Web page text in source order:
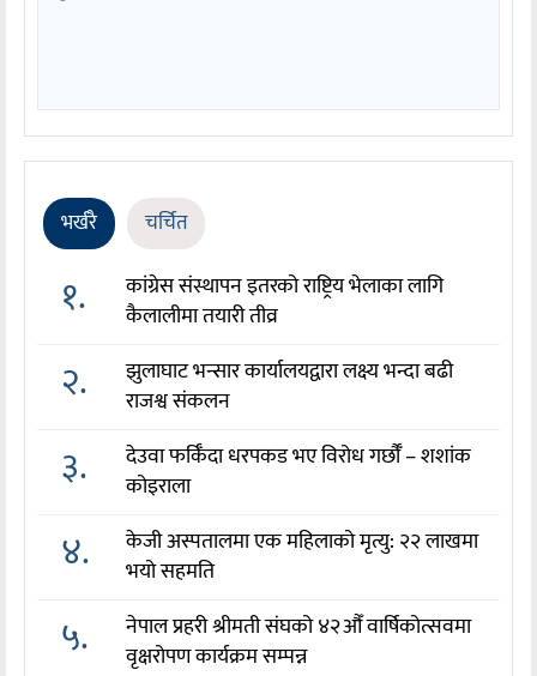
भर्खरै चर्चित
१.
कांग्रेस संस्थापन इतरको राष्ट्रिय भेलाका लागि
कैलालीमा तयारी तीव्र
२.
झुलाघाट भन्सार कार्यालयद्वारा लक्ष्य भन्दा बढी
राजश्व संकलन
३.
देउवा फर्किँदा धरपकड भए विरोध गर्छौँं – शशांक
कोइराला
४.
केजी अस्पतालमा एक महिलाको मृत्यु: २२ लाखमा
भयो सहमति
५.
नेपाल प्रहरी श्रीमती संघको ४२औँ वार्षिकोत्सवमा
वृक्षरोपण कार्यक्रम सम्पन्न